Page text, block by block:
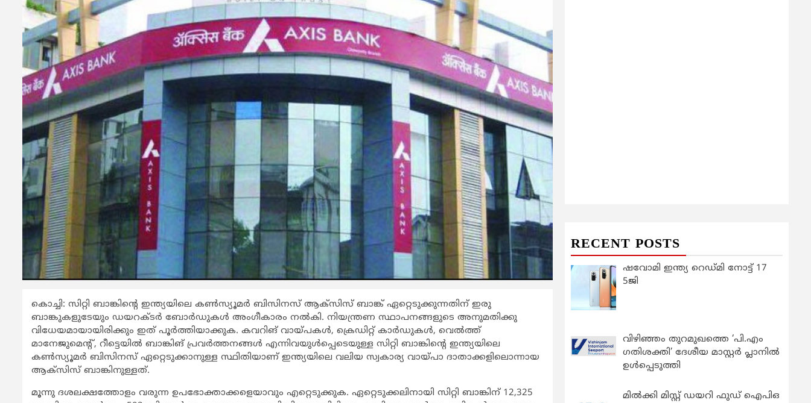
കൊച്ചി: സിറ്റി ബാങ്കിന്‍റെ ഇന്ത്യയിലെ കണ്‍സ്യൂമര്‍ ബിസിനസ് ആക്സിസ് ബാങ്ക് ഏറ്റെടുക്കുന്നതിന് ഇരു
ബാങ്കുകളുടേയും ഡയറക്ടര്‍ ബോര്‍ഡുകള്‍ അംഗീകാരം നല്‍കി. നിയന്ത്രണ സ്ഥാപനങ്ങളുടെ അനുമതിക്കു
വിധേയമായായിരിക്കും ഇത് പൂര്‍ത്തിയാക്കുക. കവറിങ് വായ്പകള്‍, ക്രെഡിറ്റ് കാര്‍ഡുകള്‍, വെല്‍ത്ത്
മാനേജുമെന്‍റ്, റീട്ടെയില്‍ ബാങ്കിങ് പ്രവര്‍ത്തനങ്ങള്‍ എന്നിവയുള്‍പ്പെടെയുള്ള സിറ്റി ബാങ്കിന്‍റെ ഇന്ത്യയിലെ
കണ്‍സ്യൂമര്‍ ബിസിനസ് ഏറ്റെടുക്കാനുള്ള സ്ഥിതിയാണ് ഇന്ത്യയിലെ വലിയ സ്വകാര്യ വായ്പാ ദാതാക്കളിലൊന്നായ
ആക്സിസ് ബാങ്കിനുള്ളത്.
മൂന്നു ദശലക്ഷത്തോളം വരുന്ന ഉപഭോക്താക്കളെയാവും എറ്റെടുക്കുക. ഏറ്റെടുക്കലിനായി സിറ്റി ബാങ്കിന് 12,325
RECENT POSTS
ഷവോമി ഇന്ത്യ റെഡ്മി നോട്ട് 17
5ജി
വിഴിഞ്ഞം തുറമുഖത്തെ ‘പി.എം
ഗതിശക്തി’ ദേശീയ മാസ്റ്റർ പ്ലാനിൽ
ഉൾപ്പെടുത്തി
മിൽക്കി മിസ്റ്റ് ഡയറി ഫുഡ് ഐപിഒ